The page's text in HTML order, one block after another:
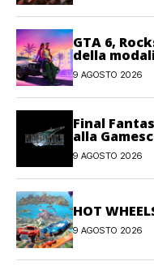
GTA 6,
della
player
9 AGOSTO 2026
Final
alla
9 AGOSTO 2026
HOT
9 AGOSTO 2026